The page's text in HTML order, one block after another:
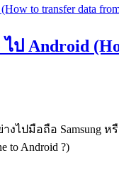
ป Android
งไปมือถือ Samsung
to Android ?)